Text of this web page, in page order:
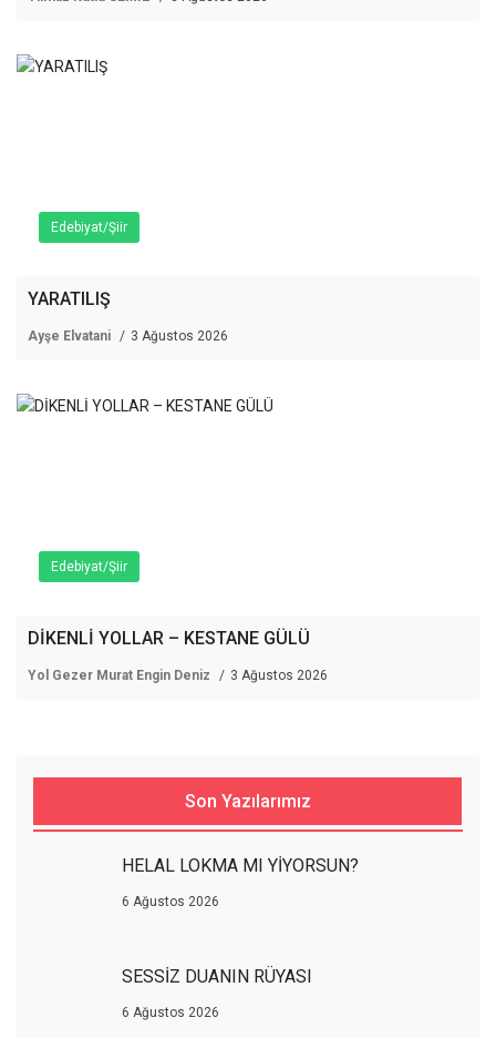
Edebiyat/Şiir
YARATILIŞ
Ayşe Elvatani 3 Ağustos 2026
Edebiyat/Şiir
DİKENLİ YOLLAR – KESTANE GÜLÜ
Yol Gezer Murat Engin Deniz 3 Ağustos 2026
Son Yazılarımız
HELAL LOKMA MI YİYORSUN?
6 Ağustos 2026
SESSİZ DUANIN RÜYASI
6 Ağustos 2026